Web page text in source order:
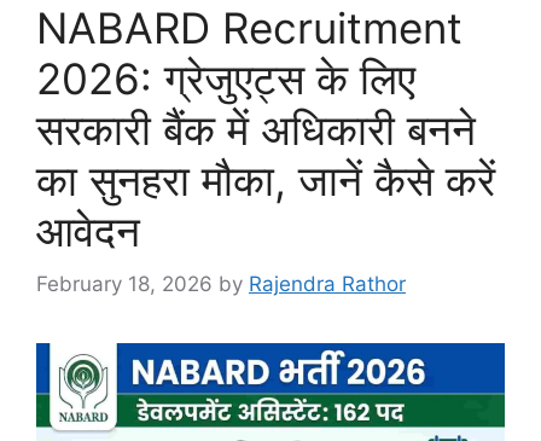
NABARD Recruitment
2026: ग्रेजुएट्स के लिए
सरकारी बैंक में अधिकारी बनने
का सुनहरा मौका, जानें कैसे करें
आवेदन
February 18, 2026 by Rajendra Rathor